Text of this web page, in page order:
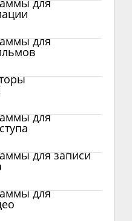
для
для
для
для записи
для